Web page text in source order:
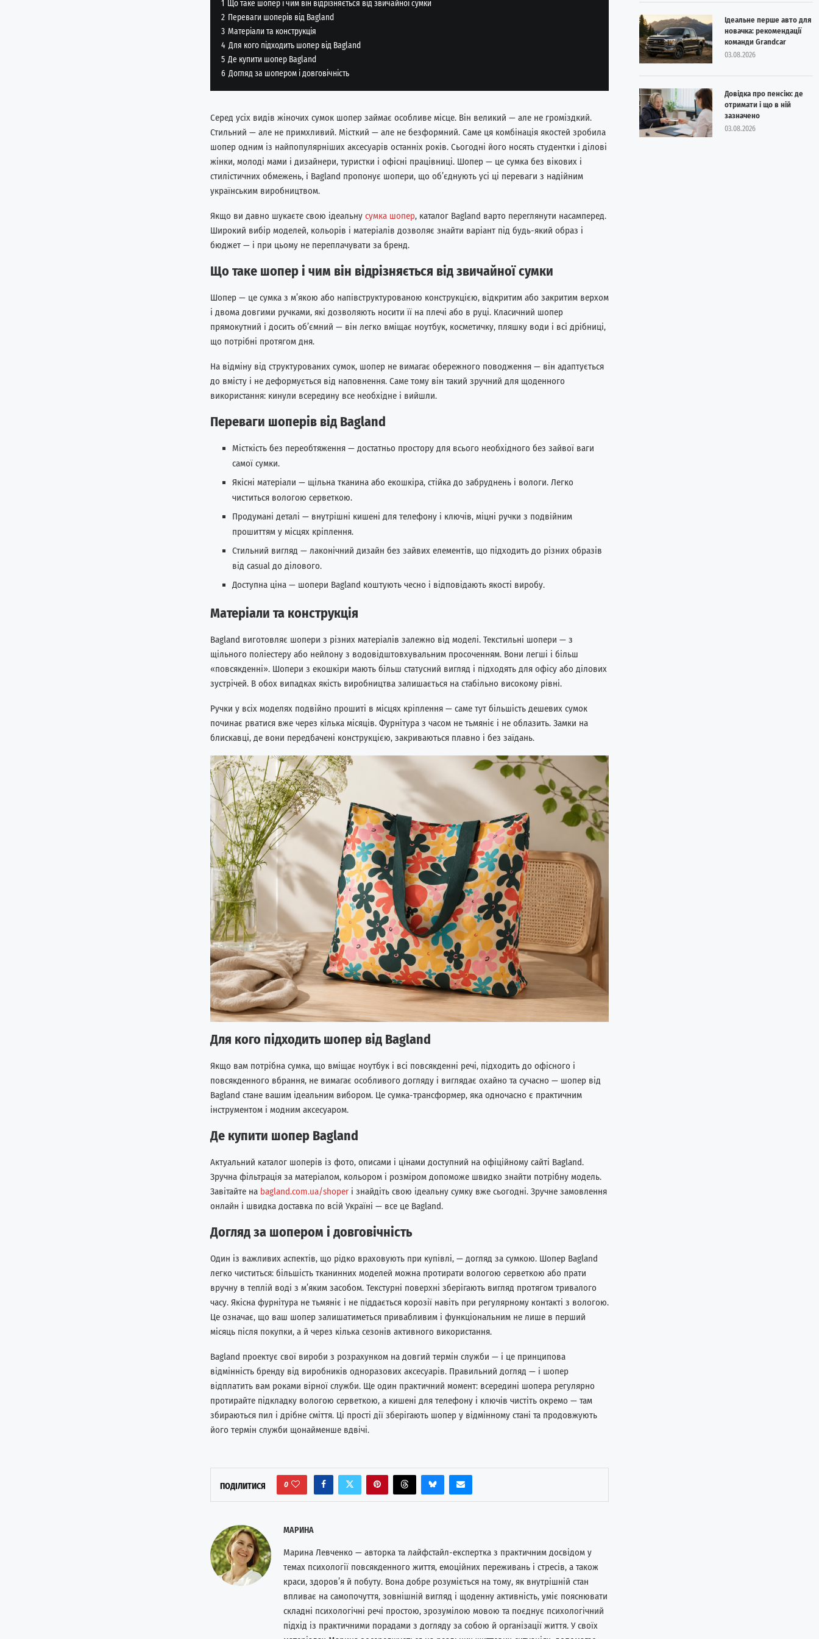
1 Що таке шопер і чим він відрізняється від звичайної сумки
2 Переваги шоперів від Bagland
3 Матеріали та конструкція
4 Для кого підходить шопер від Bagland
5 Де купити шопер Bagland
6 Догляд за шопером і довговічність
Серед усіх видів жіночих сумок шопер займає особливе місце. Він великий — але не громіздкий.
Стильний — але не примхливий. Місткий — але не безформний. Саме ця комбінація якостей зробила
шопер одним із найпопулярніших аксесуарів останніх років. Сьогодні його носять студентки і ділові
жінки, молоді мами і дизайнери, туристки і офісні працівниці. Шопер — це сумка без вікових і
стилістичних обмежень, і Bagland пропонує шопери, що об’єднують усі ці переваги з надійним
українським виробництвом.
Якщо ви давно шукаєте свою ідеальну сумка шопер, каталог Bagland варто переглянути насамперед.
Широкий вибір моделей, кольорів і матеріалів дозволяє знайти варіант під будь-який образ і
бюджет — і при цьому не переплачувати за бренд.
Що таке шопер і чим він відрізняється від звичайної сумки
Шопер — це сумка з м’якою або напівструктурованою конструкцією, відкритим або закритим верхом
і двома довгими ручками, які дозволяють носити її на плечі або в руці. Класичний шопер
прямокутний і досить об’ємний — він легко вміщає ноутбук, косметичку, пляшку води і всі дрібниці,
що потрібні протягом дня.
На відміну від структурованих сумок, шопер не вимагає обережного поводження — він адаптується
до вмісту і не деформується від наповнення. Саме тому він такий зручний для щоденного
використання: кинули всередину все необхідне і вийшли.
Переваги шоперів від Bagland
Місткість без переобтяження — достатньо простору для всього необхідного без зайвої ваги
самої сумки.
Якісні матеріали — щільна тканина або екошкіра, стійка до забруднень і вологи. Легко
чиститься вологою серветкою.
Продумані деталі — внутрішні кишені для телефону і ключів, міцні ручки з подвійним
прошиттям у місцях кріплення.
Стильний вигляд — лаконічний дизайн без зайвих елементів, що підходить до різних образів
від casual до ділового.
Доступна ціна — шопери Bagland коштують чесно і відповідають якості виробу.
Матеріали та конструкція
Bagland виготовляє шопери з різних матеріалів залежно від моделі. Текстильні шопери — з
щільного поліестеру або нейлону з водовідштовхувальним просоченням. Вони легші і більш
«повсякденні». Шопери з екошкіри мають більш статусний вигляд і підходять для офісу або ділових
зустрічей. В обох випадках якість виробництва залишається на стабільно високому рівні.
Ручки у всіх моделях подвійно прошиті в місцях кріплення — саме тут більшість дешевих сумок
починає рватися вже через кілька місяців. Фурнітура з часом не тьмяніє і не облазить. Замки на
блискавці, де вони передбачені конструкцією, закриваються плавно і без заїдань.
Для кого підходить шопер від Bagland
Якщо вам потрібна сумка, що вміщає ноутбук і всі повсякденні речі, підходить до офісного і
повсякденного вбрання, не вимагає особливого догляду і виглядає охайно та сучасно — шопер від
Bagland стане вашим ідеальним вибором. Це сумка-трансформер, яка одночасно є практичним
інструментом і модним аксесуаром.
Де купити шопер Bagland
Актуальний каталог шоперів із фото, описами і цінами доступний на офіційному сайті Bagland.
Зручна фільтрація за матеріалом, кольором і розміром допоможе швидко знайти потрібну модель.
Завітайте на bagland.com.ua/shoperі знайдіть свою ідеальну сумку вже сьогодні. Зручне замовлення
онлайн і швидка доставка по всій Україні — все це Bagland.
Догляд за шопером і довговічність
Один із важливих аспектів, що рідко враховують при купівлі, — догляд за сумкою. Шопер Bagland
легко чиститься: більшість тканинних моделей можна протирати вологою серветкою або прати
вручну в теплій воді з м’яким засобом. Текстурні поверхні зберігають вигляд протягом тривалого
часу. Якісна фурнітура не тьмяніє і не піддається корозії навіть при регулярному контакті з вологою.
Це означає, що ваш шопер залишатиметься привабливим і функціональним не лише в перший
місяць після покупки, а й через кілька сезонів активного використання.
Bagland проектує свої вироби з розрахунком на довгий термін служби — і це принципова
відмінність бренду від виробників одноразових аксесуарів. Правильний догляд — і шопер
відплатить вам роками вірної служби. Ще один практичний момент: всередині шопера регулярно
протирайте підкладку вологою серветкою, а кишені для телефону і ключів чистіть окремо — там
збираються пил і дрібне сміття. Ці прості дії зберігають шопер у відмінному стані та продовжують
його термін служби щонайменше вдвічі.
ПОДІЛИТИСЯ 0
МАРИНА
Марина Левченко — авторка та лайфстайл-експертка з практичним досвідом у
темах психології повсякденного життя, емоційних переживань і стресів, а також
краси, здоров’я й побуту. Вона добре розуміється на тому, як внутрішній стан
впливає на самопочуття, зовнішній вигляд і щоденну активність, уміє пояснювати
складні психологічні речі простою, зрозумілою мовою та поєднує психологічний
підхід із практичними порадами з догляду за собою й організації життя. У своїх
Ідеальне перше авто для
новачка: рекомендації
команди Grandcar
03.08.2026
Довідка про пенсію: де
отримати і що в ній
зазначено
03.08.2026